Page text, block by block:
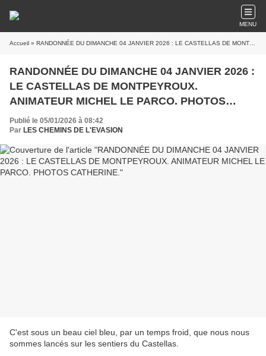
MENU
Accueil » RANDONNÉE DU DIMANCHE 04 JANVIER 2026 : LE CASTELLAS DE MONTPEYROUX. ANIMATEUR MICHEL LE PARCO. PHOTOS CATHERINE.
RANDONNÉE DU DIMANCHE 04 JANVIER 2026 :
LE CASTELLAS DE MONTPEYROUX.
ANIMATEUR MICHEL LE PARCO. PHOTOS
CATHERINE.
Publié le 05/01/2026 à 08:42
Par LES CHEMINS DE L'EVASION
C'est sous un beau ciel bleu, par un temps froid, que nous nous
sommes lancés sur les sentiers du Castellas.